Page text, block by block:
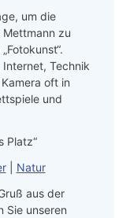
um die
Mettmann zu
Technik
oft in
und
Platz“
| Natur
aus der
Sie unseren